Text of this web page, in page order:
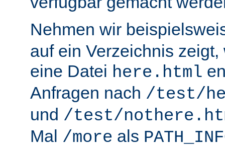
Nehmen wir
auf ein Verzeichnis
eine Datei here.html
Anfragen nach /test/
und /test/
Mal /more als